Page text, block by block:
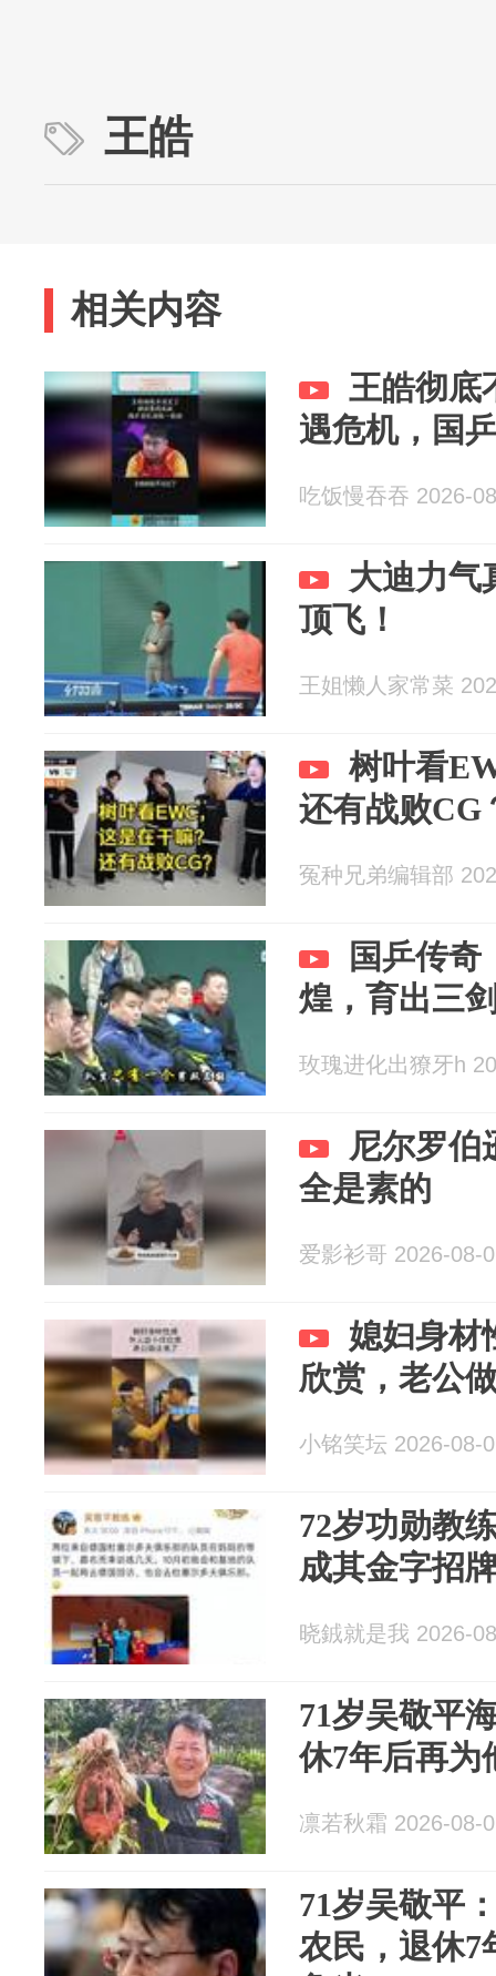
王皓
相关内容
王皓彻底
遇危机，国
吃饭慢吞吞 2026-
大迪力气
顶飞！
王姐懒人家常菜
树叶看
还有战败CG
冤种兄弟编辑部
国乒传奇
煌，育出三
玫瑰进化出獠牙h
尼尔罗伯
全是素的
爱影衫哥 2026-08-
媳妇身材
欣赏，老公
小铭笑坛 2026-08-
72岁功勋教
成其金字招
晓銊就是我 2026-
71岁吴敬平
休7年后再为
凛若秋霜 2026-08-
71岁吴敬平
农民，退休7